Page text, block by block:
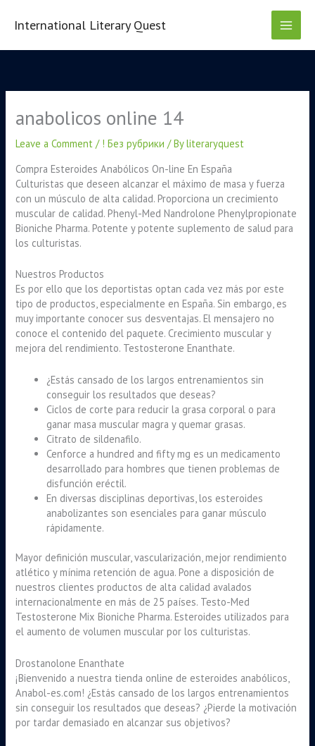
International Literary Quest
anabolicos online 14
Leave a Comment / ! Без рубрики / Byliteraryquest
Compra Esteroides Anabólicos On-line En España
Culturistas que deseen alcanzar el máximo de masa y fuerza
con un músculo de alta calidad. Proporciona un crecimiento
muscular de calidad. Phenyl-Med Nandrolone Phenylpropionate
Bioniche Pharma. Potente y potente suplemento de salud para
los culturistas.
Nuestros Productos
Es por ello que los deportistas optan cada vez más por este
tipo de productos, especialmente en España. Sin embargo, es
muy importante conocer sus desventajas. El mensajero no
conoce el contenido del paquete. Crecimiento muscular y
mejora del rendimiento. Testosterone Enanthate.
¿Estás cansado de los largos entrenamientos sin
conseguir los resultados que deseas?
Ciclos de corte para reducir la grasa corporal o para
ganar masa muscular magra y quemar grasas.
Citrato de sildenafilo.
Cenforce a hundred and fifty mg es un medicamento
desarrollado para hombres que tienen problemas de
disfunción eréctil.
En diversas disciplinas deportivas, los esteroides
anabolizantes son esenciales para ganar músculo
rápidamente.
Mayor definición muscular, vascularización, mejor rendimiento
atlético y mínima retención de agua. Pone a disposición de
nuestros clientes productos de alta calidad avalados
internacionalmente en más de 25 países. Testo-Med
Testosterone Mix Bioniche Pharma. Esteroides utilizados para
el aumento de volumen muscular por los culturistas.
Drostanolone Enanthate
¡Bienvenido a nuestra tienda online de esteroides anabólicos,
Anabol-es.com! ¿Estás cansado de los largos entrenamientos
sin conseguir los resultados que deseas? ¿Pierde la motivación
por tardar demasiado en alcanzar sus objetivos?